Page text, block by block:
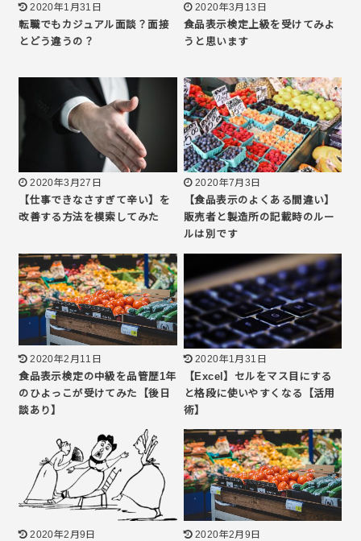
2020年1月31日
転職でもカジュアル面談？面接
とどう違うの？
2020年3月13日
食品表示検定上級を受けてみよ
うと思います
2020年3月27日
【仕事できなさすぎて辛い】を
改善する方法を模索してみた
2020年7月3日
【食品表示のよくある間違い】
販売者と製造所の記載時のルー
ルは別です
2020年2月11日
食品表示検定の中級を品管歴1年
のひよっこが受けてみた【後日
談あり】
2020年1月31日
【Excel】セルをマス目にする
と格段に使いやすくなる【活用
術】
2020年2月9日
2020年2月9日